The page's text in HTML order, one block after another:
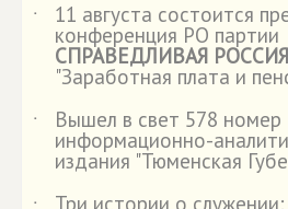
˙
11 августа состоится
конференция РО партии
СПРАВЕДЛИВАЯ РОССИЯ
"Заработная плата и
˙
Вышел в свет 578 номер
информационно-
издания "Тюменская
Три истории о